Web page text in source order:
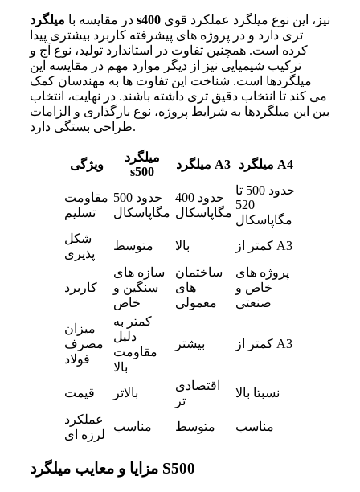
در مقایسه با میلگرد s400نیز، این نوع میلگرد عملکرد قوی
تری دارد و در پروژه های پیشرفته کاربرد بیشتری پیدا
کرده است. همچنین تفاوت در استاندارد تولید، نوع آج و
ترکیب شیمیایی نیز از دیگر موارد مهم در مقایسه این
میلگردها است. شناخت این تفاوت ها به مهندسان کمک
می کند تا انتخاب دقیق تری داشته باشند. در نهایت، انتخاب
بین این میلگردها به شرایط پروژه، نوع بارگذاری و الزامات
طراحی بستگی دارد.
ویژگی
میلگرد
s500
میلگرد A3 میلگرد A4
مقاومت
تسلیم
حدود 500
مگاپاسکال
حدود 400
مگاپاسکال
حدود 500 تا
520
مگاپاسکال
شکل
پذیری
متوسط بالا کمتر از A3
کاربرد
سازه های
سنگین و
خاص
ساختمان
های
معمولی
پروژه های
خاص و
صنعتی
میزان
مصرف
فولاد
کمتر به
دلیل
مقاومت
بالا
بیشتر کمتر از A3
قیمت بالاتر
اقتصادی
تر
نسبتا بالا
عملکرد
لرزه ای
مناسب متوسط مناسب
مزایا و معایب میلگرد S500